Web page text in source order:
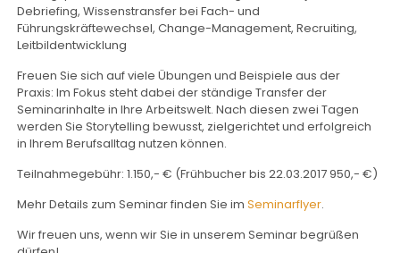
Debriefing, Wissenstransfer bei Fach- und
Führungskräftewechsel, Change-Management, Recruiting,
Leitbildentwicklung
Freuen Sie sich auf viele Übungen und Beispiele aus der
Praxis: Im Fokus steht dabei der ständige Transfer der
Seminarinhalte in Ihre Arbeitswelt. Nach diesen zwei Tagen
werden Sie Storytelling bewusst, zielgerichtet und erfolgreich
in Ihrem Berufsalltag nutzen können.
Teilnahmegebühr: 1.150,- € (Frühbucher bis 22.03.2017 950,- €)
Mehr Details zum Seminar finden Sie imSeminarflyer.
Wir freuen uns, wenn wir Sie in unserem Seminar begrüßen